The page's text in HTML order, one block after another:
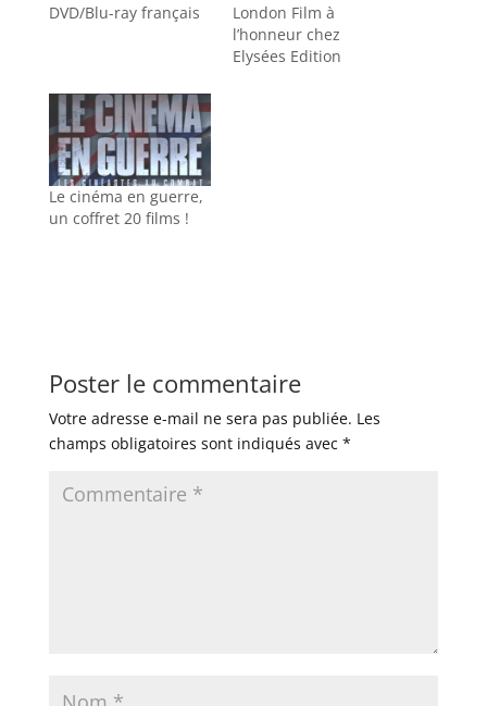
DVD/Blu-ray français
London Film à
l’honneur chez
Elysées Edition
Le cinéma en guerre,
un coffret 20 films !
Poster le commentaire
Votre adresse e-mail ne sera pas publiée. Les
champs obligatoires sont indiqués avec *